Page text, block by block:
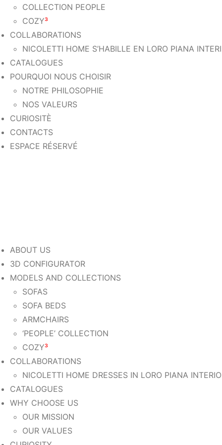
COLLECTION PEOPLE
COZY³
COLLABORATIONS
NICOLETTI HOME S’HABILLE EN LORO PIANA
CATALOGUES
POURQUOI NOUS CHOISIR
NOTRE PHILOSOPHIE
NOS VALEURS
CURIOSITÈ
CONTACTS
ESPACE RÉSERVÉ
ABOUT US
3D CONFIGURATOR
MODELS AND COLLECTIONS
SOFAS
SOFA BEDS
ARMCHAIRS
‘PEOPLE’ COLLECTION
COZY³
COLLABORATIONS
NICOLETTI HOME DRESSES IN LORO PIANA
CATALOGUES
WHY CHOOSE US
OUR MISSION
OUR VALUES